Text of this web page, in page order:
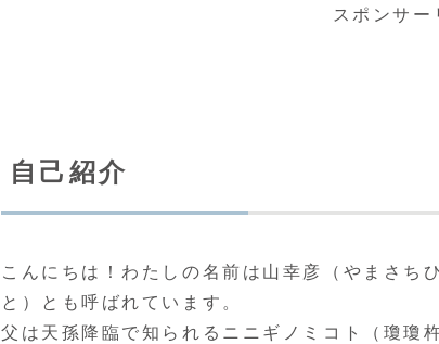
スポンサー
自己紹介
こんにちは！わたしの名前は山幸彦（やまさち
と）とも呼ばれています。
父は天孫降臨で知られるニニギノミコト（瓊瓊